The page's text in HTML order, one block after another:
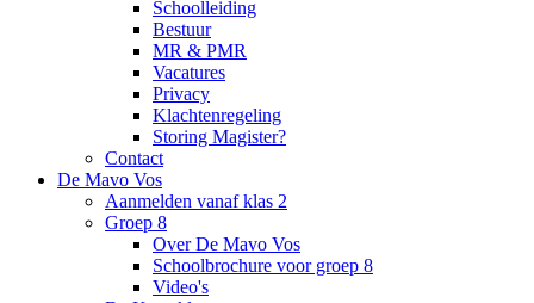
Schoolleiding
Bestuur
MR & PMR
Vacatures
Privacy
Klachtenregeling
Storing Magister?
Contact
De Mavo Vos
Aanmelden vanaf klas 2
Groep 8
Over De Mavo Vos
Schoolbrochure voor groep 8
Video's